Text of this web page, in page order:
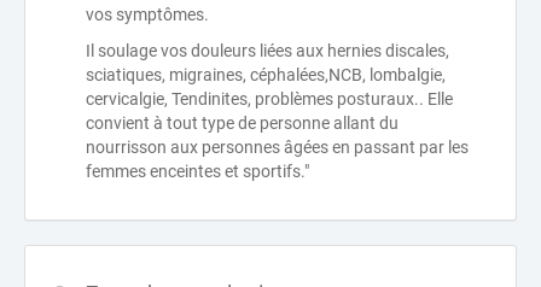
vos symptômes.
Il soulage vos douleurs liées aux hernies discales,
sciatiques, migraines, céphalées,NCB, lombalgie,
cervicalgie, Tendinites, problèmes posturaux.. Elle
convient à tout type de personne allant du
nourrisson aux personnes âgées en passant par les
femmes enceintes et sportifs."